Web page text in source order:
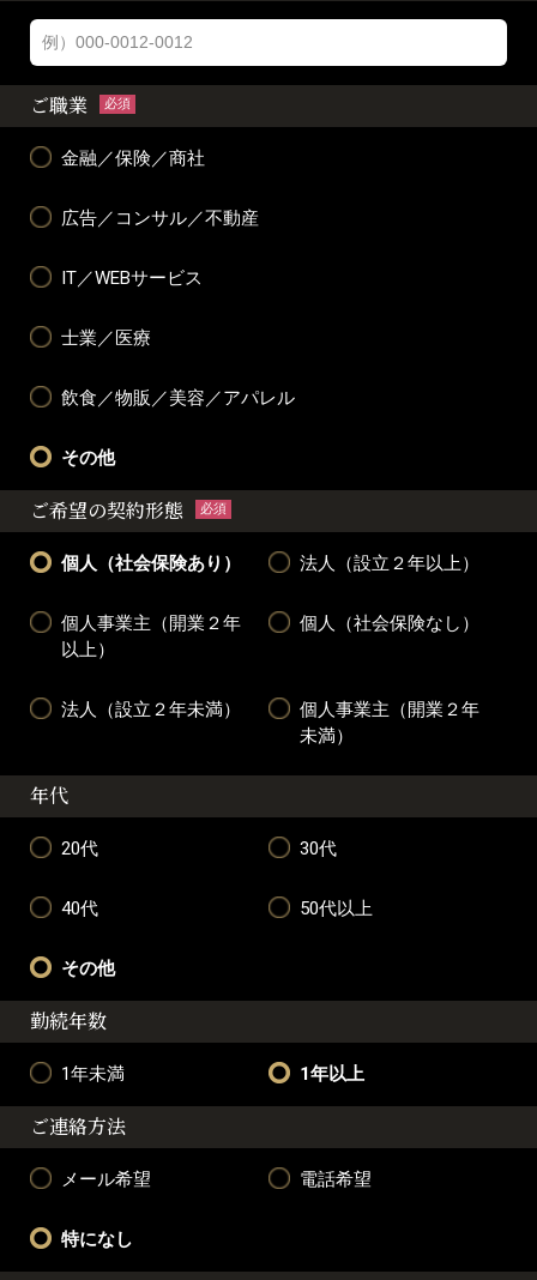
ご職業 必須
金融／保険／商社
広告／コンサル／不動産
IT／WEBサービス
士業／医療
飲食／物販／美容／アパレル
その他
ご希望の契約形態 必須
個人（社会保険あり） 法人（設立２年以上）
個人事業主（開業２年
以上）
個人（社会保険なし）
法人（設立２年未満）
個人事業主（開業２年
未満）
年代
20代 30代
40代 50代以上
その他
勤続年数
1年未満 1年以上
ご連絡方法
メール希望 電話希望
特になし